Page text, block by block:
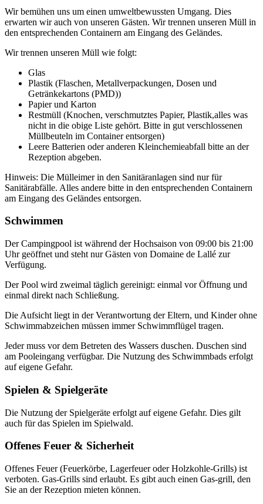
Wir bemühen uns um einen umweltbewussten Umgang. Dies
erwarten wir auch von unseren Gästen. Wir trennen unseren Müll in
den entsprechenden Containern am Eingang des Geländes.
Wir trennen unseren Müll wie folgt:
Glas
Plastik (Flaschen, Metallverpackungen, Dosen und
Getränkekartons (PMD))
Papier und Karton
Restmüll (Knochen, verschmutztes Papier, Plastik,alles was
nicht in die obige Liste gehört. Bitte in gut verschlossenen
Müllbeuteln im Container entsorgen)
Leere Batterien oder anderen Kleinchemieabfall bitte an der
Rezeption abgeben.
Hinweis: Die Mülleimer in den Sanitäranlagen sind nur für
Sanitärabfälle. Alles andere bitte in den entsprechenden Containern
am Eingang des Geländes entsorgen.
Schwimmen
Der Campingpool ist während der Hochsaison von 09:00 bis 21:00
Uhr geöffnet und steht nur Gästen von Domaine de Lallé zur
Verfügung.
Der Pool wird zweimal täglich gereinigt: einmal vor Öffnung und
einmal direkt nach Schließung.
Die Aufsicht liegt in der Verantwortung der Eltern, und Kinder ohne
Schwimmabzeichen müssen immer Schwimmflügel tragen.
Jeder muss vor dem Betreten des Wassers duschen. Duschen sind
am Pooleingang verfügbar. Die Nutzung des Schwimmbads erfolgt
auf eigene Gefahr.
Spielen & Spielgeräte
Die Nutzung der Spielgeräte erfolgt auf eigene Gefahr. Dies gilt
auch für das Spielen im Spielwald.
Offenes Feuer & Sicherheit
Offenes Feuer (Feuerkörbe, Lagerfeuer oder Holzkohle-Grills) ist
verboten. Gas-Grills sind erlaubt. Es gibt auch einen Gas-grill, den
Sie an der Rezeption mieten können.